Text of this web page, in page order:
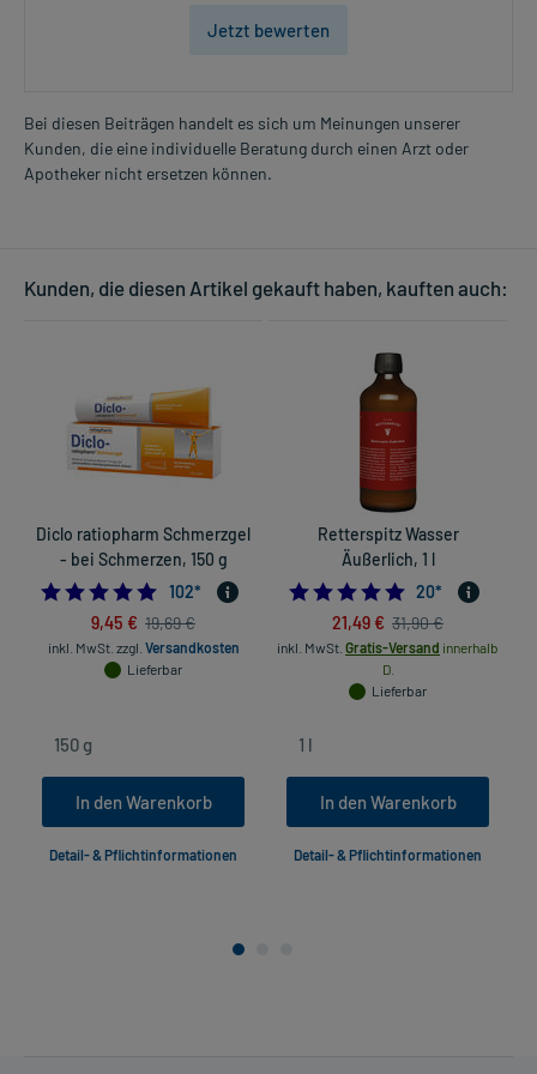
Jetzt bewerten
Bei diesen Beiträgen handelt es sich um Meinungen unserer
Kunden, die eine individuelle Beratung durch einen Arzt oder
Apotheker nicht ersetzen können.
Kunden, die diesen Artikel gekauft haben, kauften auch:
Diclo ratiopharm Schmerzgel
- bei Schmerzen, 150 g
4.862745098039215
102*
9,45 € 19,69 €
inkl. MwSt. zzgl. Versandkosten
Lieferbar
In den Warenkorb
Detail- & Pflichtinformationen
Retterspitz Wasser
Äußerlich, 1 l
5.0
20*
21,49 € 31,90 €
inkl. MwSt. Gratis-Versand innerhalb
D.
Lieferbar
In den Warenkorb
Detail- & Pflichtinformationen